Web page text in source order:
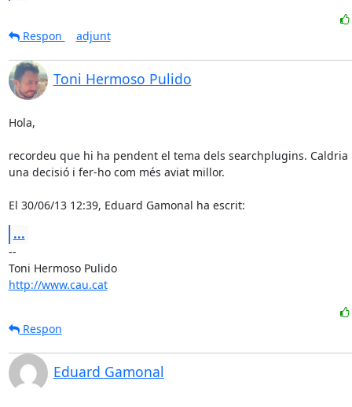
Respon
adjunt
Toni Hermoso Pulido
Hola,
recordeu que hi ha pendent el tema dels searchplugins.
una decisió i fer-ho com més aviat millor.
El 30/06/13 12:39, Eduard Gamonal ha escrit:
...
--
Toni Hermoso Pulido
http://www.cau.cat
Respon
Eduard Gamonal